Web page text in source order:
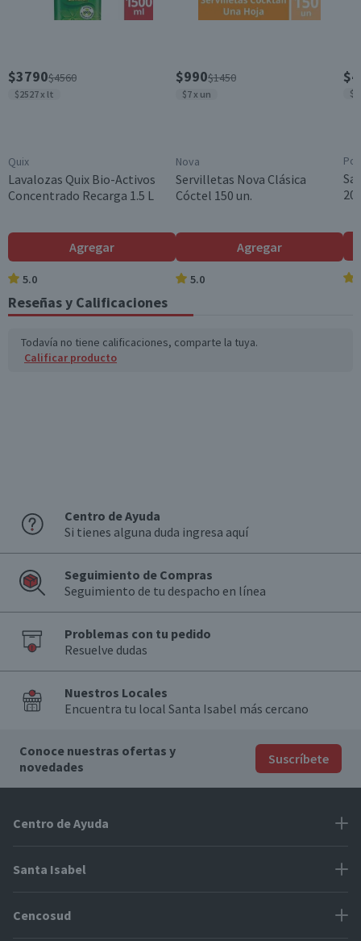
$3790$4560
$2527 x lt
Quix
Lavalozas Quix Bio-Activos
Concentrado Recarga 1.5 L
Agregar
5.0
$990$1450
$7 x un
Nova
Servilletas Nova Clásica
Cóctel 150 un.
Agregar
5.0
Reseñas y Calificaciones
Todavía no tiene calificaciones, comparte la tuya.
Calificar producto
Centro de Ayuda
Si tienes alguna duda ingresa aquí
Seguimiento de Compras
Seguimiento de tu despacho en línea
Problemas con tu pedido
Resuelve dudas
Nuestros Locales
Encuentra tu local Santa Isabel más cercano
Conoce nuestras ofertas y
novedades
Suscríbete
Centro de Ayuda
Problemas con tu pedido
Cómo modificar mis datos
Santa Isabel
Proveedores
Cencosud